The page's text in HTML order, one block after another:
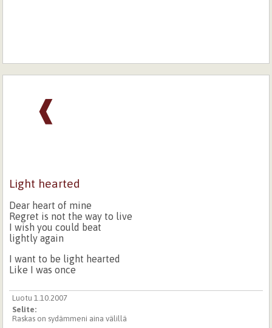
❰
Light hearted
Dear heart of mine
Regret is not the way to live
I wish you could beat
lightly again
I want to be light hearted
Like I was once
Luotu 1.10.2007
Selite:
Raskas on sydämmeni aina välillä